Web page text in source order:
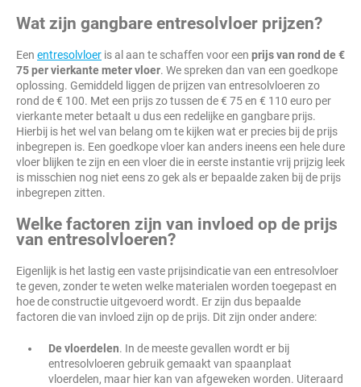
Wat zijn gangbare entresolvloer prijzen?
Een entresolvloer is al aan te schaffen voor een prijs van rond de €
75 per vierkante meter vloer. We spreken dan van een goedkope
oplossing. Gemiddeld liggen de prijzen van entresolvloeren zo
rond de € 100. Met een prijs zo tussen de € 75 en € 110 euro per
vierkante meter betaalt u dus een redelijke en gangbare prijs.
Hierbij is het wel van belang om te kijken wat er precies bij de prijs
inbegrepen is. Een goedkope vloer kan anders ineens een hele dure
vloer blijken te zijn en een vloer die in eerste instantie vrij prijzig leek
is misschien nog niet eens zo gek als er bepaalde zaken bij de prijs
inbegrepen zitten.
Welke factoren zijn van invloed op de prijs
van entresolvloeren?
Eigenlijk is het lastig een vaste prijsindicatie van een entresolvloer
te geven, zonder te weten welke materialen worden toegepast en
hoe de constructie uitgevoerd wordt. Er zijn dus bepaalde
factoren die van invloed zijn op de prijs. Dit zijn onder andere:
De vloerdelen. In de meeste gevallen wordt er bij
entresolvloeren gebruik gemaakt van spaanplaat
vloerdelen, maar hier kan van afgeweken worden. Uiteraard